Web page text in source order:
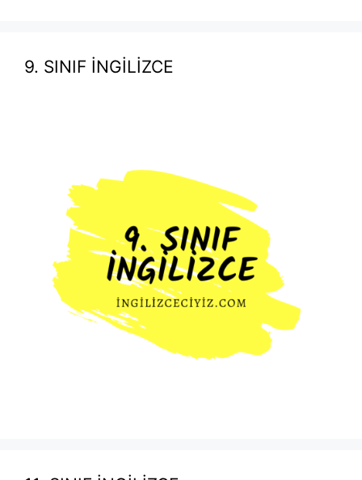
9. SINIF İNGİLİZCE